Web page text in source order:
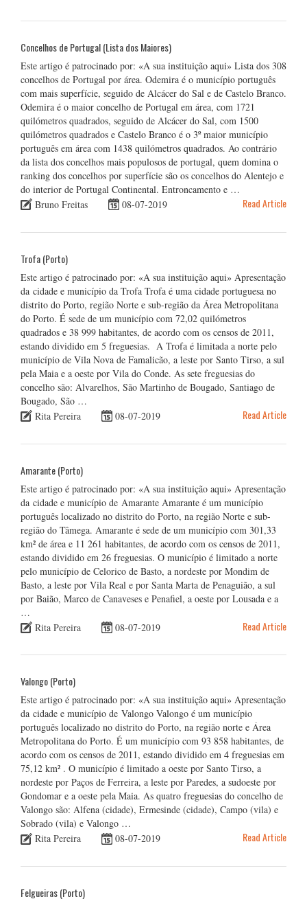
Concelhos de Portugal (Lista dos Maiores)
Este artigo é patrocinado por: «A sua instituição aqui» Lista dos 308
concelhos de Portugal por área. Odemira é o município português
com mais superfície, seguido de Alcácer do Sal e de Castelo Branco.
Odemira é o maior concelho de Portugal em área, com 1721
quilómetros quadrados, seguido de Alcácer do Sal, com 1500
quilómetros quadrados e Castelo Branco é o 3º maior município
português em área com 1438 quilómetros quadrados. Ao contrário
da lista dos concelhos mais populosos de portugal, quem domina o
ranking dos concelhos por superfície são os concelhos do Alentejo e
do interior de Portugal Continental. Entroncamento e …
Bruno Freitas
08-07-2019 Read Article
Trofa (Porto)
Este artigo é patrocinado por: «A sua instituição aqui» Apresentação
da cidade e município da Trofa Trofa é uma cidade portuguesa no
distrito do Porto, região Norte e sub-região da Área Metropolitana
do Porto. É sede de um município com 72,02 quilómetros
quadrados e 38 999 habitantes, de acordo com os censos de 2011,
estando dividido em 5 freguesias. A Trofa é limitada a norte pelo
município de Vila Nova de Famalicão, a leste por Santo Tirso, a sul
pela Maia e a oeste por Vila do Conde. As sete freguesias do
concelho são: Alvarelhos, São Martinho de Bougado, Santiago de
Bougado, São …
Rita Pereira
08-07-2019 Read Article
Amarante (Porto)
Este artigo é patrocinado por: «A sua instituição aqui» Apresentação
da cidade e município de Amarante Amarante é um município
português localizado no distrito do Porto, na região Norte e sub-
região do Tâmega. Amarante é sede de um município com 301,33
km² de área e 11 261 habitantes, de acordo com os censos de 2011,
estando dividido em 26 freguesias. O município é limitado a norte
pelo município de Celorico de Basto, a nordeste por Mondim de
Basto, a leste por Vila Real e por Santa Marta de Penaguião, a sul
por Baião, Marco de Canaveses e Penafiel, a oeste por Lousada e a
…
Rita Pereira
08-07-2019 Read Article
Valongo (Porto)
Este artigo é patrocinado por: «A sua instituição aqui» Apresentação
da cidade e município de Valongo Valongo é um município
português localizado no distrito do Porto, na região norte e Área
Metropolitana do Porto. É um município com 93 858 habitantes, de
acordo com os censos de 2011, estando dividido em 4 freguesias em
75,12 km² . O município é limitado a oeste por Santo Tirso, a
nordeste por Paços de Ferreira, a leste por Paredes, a sudoeste por
Gondomar e a oeste pela Maia. As quatro freguesias do concelho de
Valongo são: Alfena (cidade), Ermesinde (cidade), Campo (vila) e
Sobrado (vila) e Valongo …
Rita Pereira
08-07-2019 Read Article
Felgueiras (Porto)